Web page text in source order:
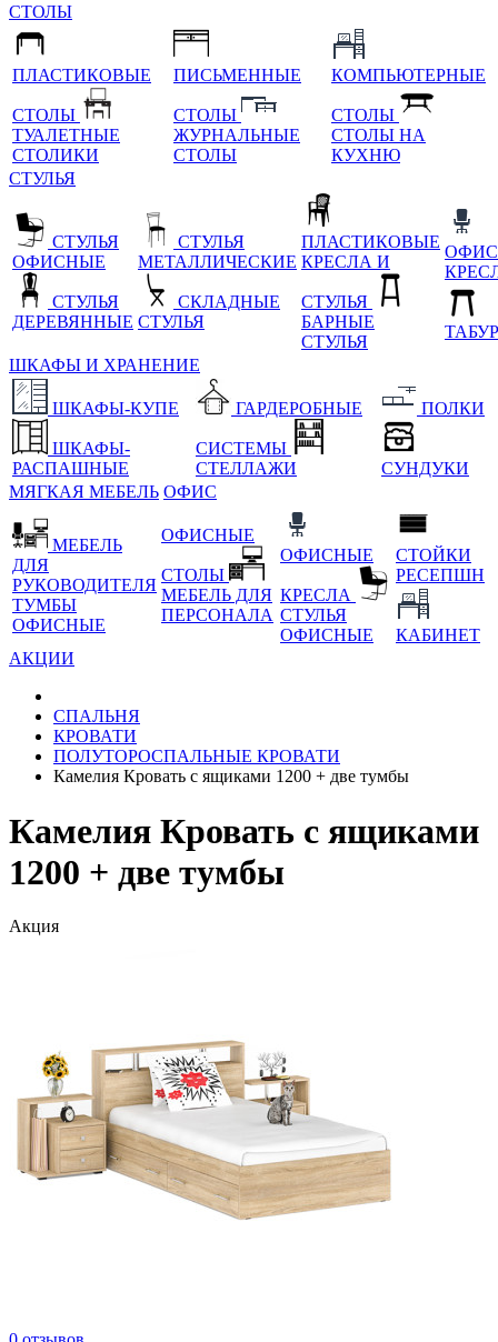
СТОЛЫ
ПЛАСТИКОВЫЕ
СТОЛЫ
ТУАЛЕТНЫЕ
СТОЛИКИ
ПИСЬМЕННЫЕ
СТОЛЫ
ЖУРНАЛЬНЫЕ
СТОЛЫ
КОМПЬЮТЕРНЫЕ
СТОЛЫ
СТОЛЫ НА
КУХНЮ
СТУЛЬЯ
СТУЛЬЯ
ОФИСНЫЕ
СТУЛЬЯ
ДЕРЕВЯННЫЕ
СТУЛЬЯ
МЕТАЛЛИЧЕСКИЕ
СКЛАДНЫЕ
СТУЛЬЯ
ПЛАСТИКОВЫЕ
КРЕСЛА И
СТУЛЬЯ
БАРНЫЕ
СТУЛЬЯ
ШКАФЫ И ХРАНЕНИЕ
ШКАФЫ-КУПЕ
ШКАФЫ-
РАСПАШНЫЕ
ГАРДЕРОБНЫЕ
СИСТЕМЫ
СТЕЛЛАЖИ
ПОЛКИ
СУНДУКИ
МЯГКАЯ МЕБЕЛЬ ОФИС
МЕБЕЛЬ
ДЛЯ
РУКОВОДИТЕЛЯ
ТУМБЫ
ОФИСНЫЕ
ОФИСНЫЕ
СТОЛЫ
МЕБЕЛЬ ДЛЯ
ПЕРСОНАЛА
ОФИСНЫЕ
КРЕСЛА
СТУЛЬЯ
ОФИСНЫЕ
СТОЙКИ
РЕСЕПШН
КАБИНЕТ
АКЦИИ
СПАЛЬНЯ
КРОВАТИ
ПОЛУТОРОСПАЛЬНЫЕ КРОВАТИ
Камелия Кровать с ящиками 1200 + две тумбы
Камелия Кровать с ящиками
1200 + две тумбы
Акция